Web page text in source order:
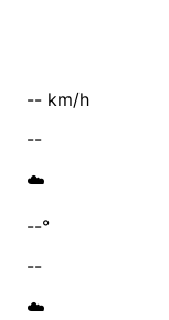
-- km/h
--
☁️
--°
--
☁️